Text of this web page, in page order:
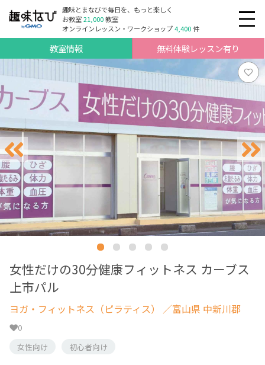
趣味とまなびで毎日を、もっと楽しく
お教室21,000教室
オンラインレッスン・ワークショップ4,400件
教室情報 無料体験レッスン有り
女性だけの30分健康フィットネス カーブス
上市パル
ヨガ・フィットネス（ピラティス） ／富山県 中新川郡
0
女性向け
初心者向け